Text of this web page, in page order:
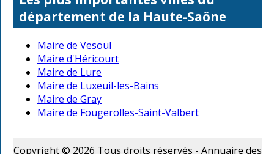
département de la Haute-Saône
Maire de Vesoul
Maire d'Héricourt
Maire de Lure
Maire de Luxeuil-les-Bains
Maire de Gray
Maire de Fougerolles-Saint-Valbert
Copyright © 2026 Tous droits réservés - Annuaire des